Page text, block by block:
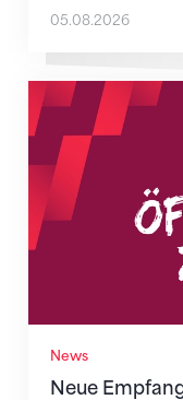
05.08.2026
News
Neue
Neue